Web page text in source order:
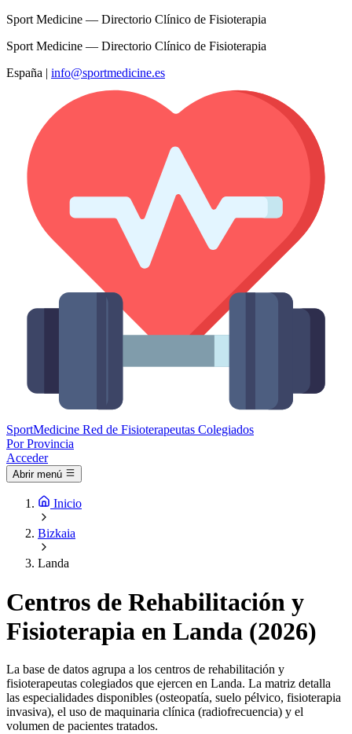
Sport Medicine — Directorio Clínico de Fisioterapia
Sport Medicine — Directorio Clínico de Fisioterapia
España | info@sportmedicine.es
SportMedicine Red de Fisioterapeutas Colegiados
Por Provincia
Acceder
Abrir menú
Inicio
Bizkaia
Landa
Centros de Rehabilitación y
Fisioterapia en Landa (2026)
La base de datos agrupa a los centros de rehabilitación y
fisioterapeutas colegiados que ejercen en Landa. La matriz detalla
las especialidades disponibles (osteopatía, suelo pélvico, fisioterapia
invasiva), el uso de maquinaria clínica (radiofrecuencia) y el
volumen de pacientes tratados.